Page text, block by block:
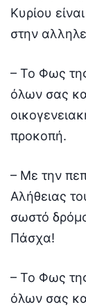
Κυρίου
στην
– Το Φως
όλων σας
προκοπή.
– Με την
Αλήθειας
σωστό
Πάσχα!
– Το Φως
όλων σας